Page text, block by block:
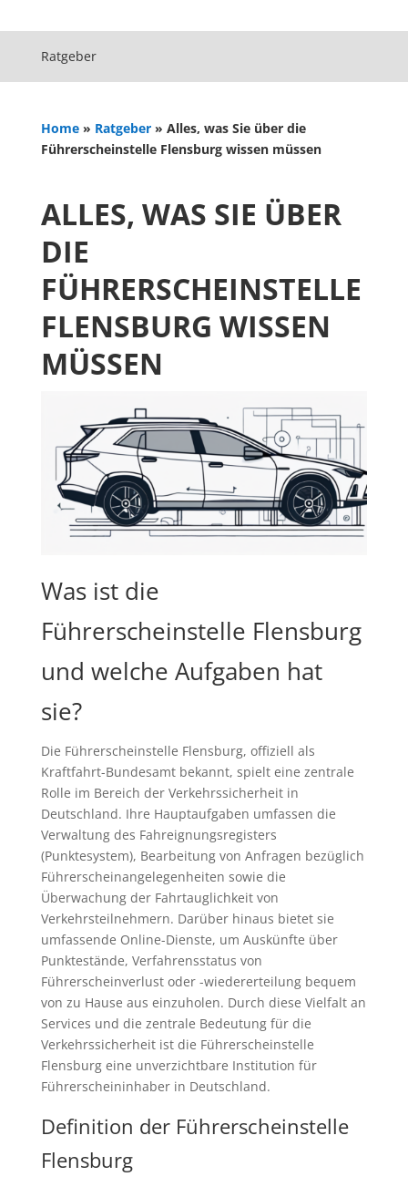
Ratgeber
Home» Ratgeber» Alles, was Sie über die
Führerscheinstelle Flensburg wissen müssen
ALLES, WAS SIE ÜBER
DIE
FÜHRERSCHEINSTELLE
FLENSBURG WISSEN
MÜSSEN
Was ist die
Führerscheinstelle Flensburg
und welche Aufgaben hat
sie?
Die Führerscheinstelle Flensburg, offiziell als
Kraftfahrt-Bundesamt bekannt, spielt eine zentrale
Rolle im Bereich der Verkehrssicherheit in
Deutschland. Ihre Hauptaufgaben umfassen die
Verwaltung des Fahreignungsregisters
(Punktesystem), Bearbeitung von Anfragen bezüglich
Führerscheinangelegenheiten sowie die
Überwachung der Fahrtauglichkeit von
Verkehrsteilnehmern. Darüber hinaus bietet sie
umfassende Online-Dienste, um Auskünfte über
Punktestände, Verfahrensstatus von
Führerscheinverlust oder -wiedererteilung bequem
von zu Hause aus einzuholen. Durch diese Vielfalt an
Services und die zentrale Bedeutung für die
Verkehrssicherheit ist die Führerscheinstelle
Flensburg eine unverzichtbare Institution für
Führerscheininhaber in Deutschland.
Definition der Führerscheinstelle
Flensburg